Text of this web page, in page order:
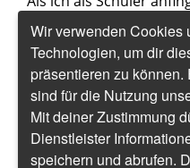
besondere Stellung
konnten, was morgen
Macht, vor allem in
Zum Beispiel wurde
einer
Kochmütze, Block und
Pfennig die Zeile
Wir verwenden Cookies
Technologien, um dir
präsentieren zu
sind für die Nutzung
Mit deiner Zustimmung
Dienstleister
speichern und abrufen.